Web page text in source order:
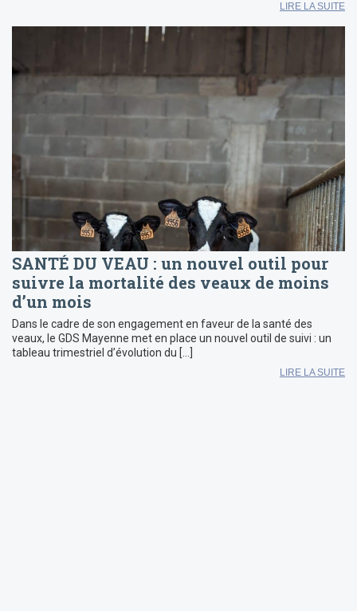
LIRE LA SUITE
SANTÉ DU VEAU : un nouvel outil pour
suivre la mortalité des veaux de moins
d’un mois
Dans le cadre de son engagement en faveur de la santé des
veaux, le GDS Mayenne met en place un nouvel outil de suivi : un
tableau trimestriel d’évolution du […]
LIRE LA SUITE